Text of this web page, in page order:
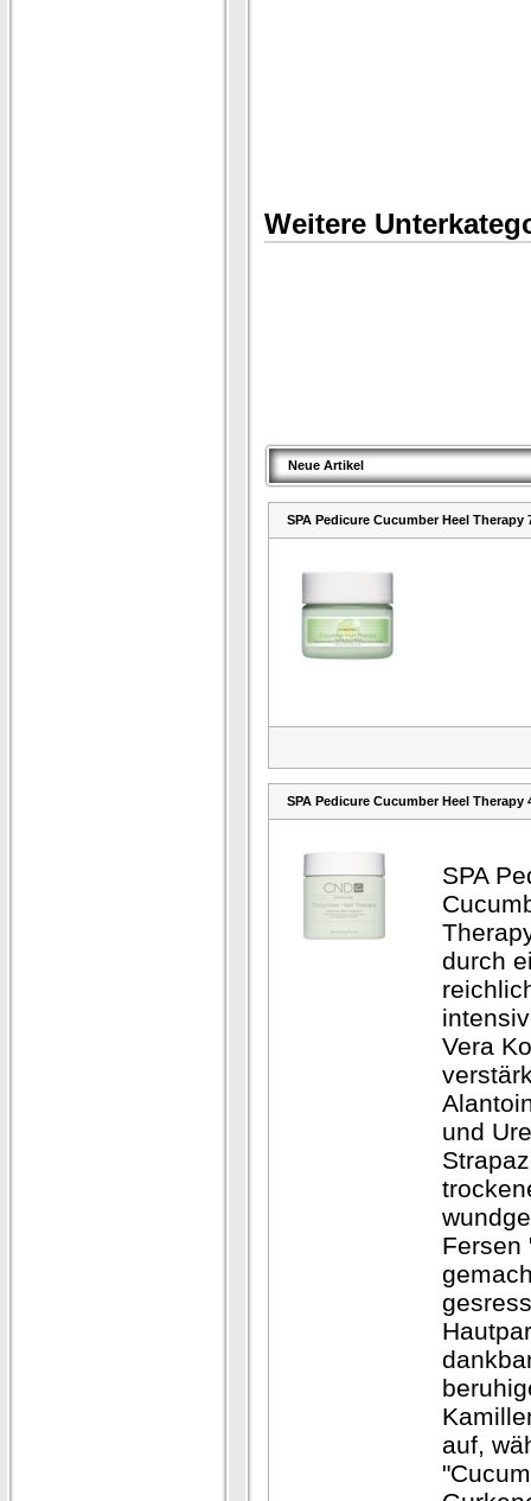
Weitere
Neue Artikel
SPA Pedicure Cucumber Heel Therapy
SPA Pedicure Cucumber Heel Therapy
SPA
durch
Vera
und
Fersen
auf,